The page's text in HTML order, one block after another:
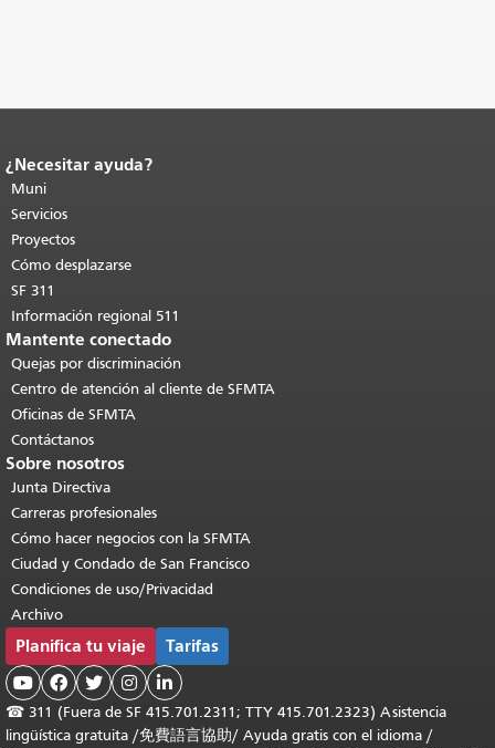
Fin del contenido de la página.
de esta página se repite en todas las
páginas.Volver al principio del
contenido principal
¿Necesitar ayuda?
Muni
Servicios
Proyectos
Cómo desplazarse
SF 311
Información regional 511
Mantente conectado
Quejas por discriminación
Centro de atención al cliente de SFMTA
Oficinas de SFMTA
Contáctanos
Sobre nosotros
Junta Directiva
Carreras profesionales
Cómo hacer negocios con la SFMTA
Ciudad y Condado de San Francisco
Condiciones de uso/Privacidad
Archivo
Planifica tu viaje Tarifas
    
☎ 311 (Fuera de SF 415.701.2311; TTY 415.701.2323) Asistencia
lingüística gratuita /免費語言協助/ Ayuda gratis con el idioma /